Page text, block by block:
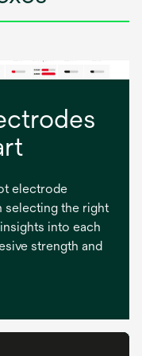
electrode
selecting the right
into each
strength and